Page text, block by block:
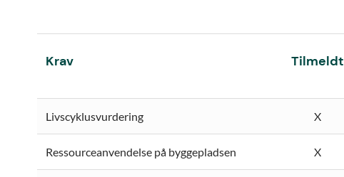
Krav Tilmeldt
Livscyklusvurdering X
Ressourceanvendelse på byggepladsen X